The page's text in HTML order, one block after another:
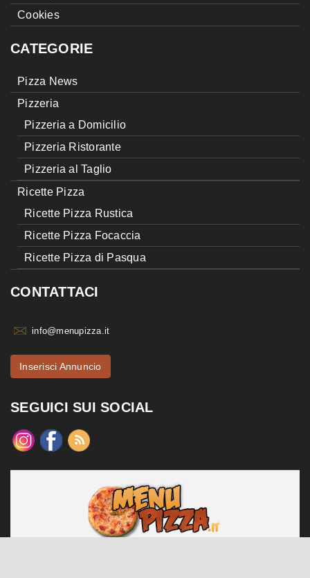
Cookies
CATEGORIE
Pizza News
Pizzeria
Pizzeria a Domicilio
Pizzeria Ristorante
Pizzeria al Taglio
Ricette Pizza
Ricette Pizza Rustica
Ricette Pizza Focaccia
Ricette Pizza di Pasqua
CONTATTACI
info@menupizza.it
Inserisci Annuncio
SEGUICI SUI SOCIAL